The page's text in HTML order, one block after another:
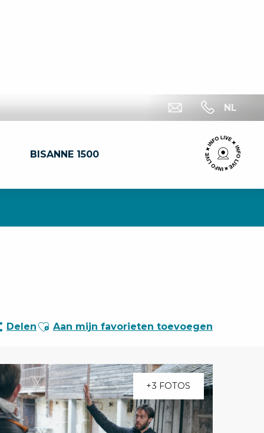
NL
BISANNE 1500
Delen Ajouter aux favoris
Aan mijn favorieten toevoegen
+3 FOTOS